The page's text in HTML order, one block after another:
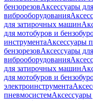
бензорезовАксессуары
виброоборудования
для затирочных машин
для мотобуров и
инструментаАксессуары
бензорезовАксессуары
виброоборудования
для затирочных машин
для мотобуров и
электроинструмента
пневмосистем